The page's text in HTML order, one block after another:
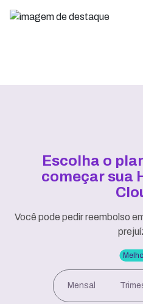
Escolha o
começar sua
Você pode pedir reembolso
Mensal